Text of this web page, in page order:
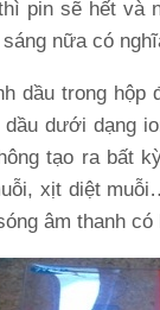
pin sẽ hết
nữa có
dầu trong
dưới dạng
tạo ra bất
xịt diệt
âm thanh